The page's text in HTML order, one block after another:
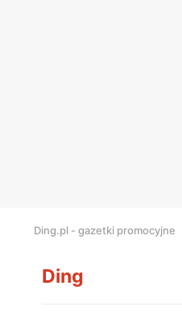
Ding.pl - gazetki promocyjne
Ding